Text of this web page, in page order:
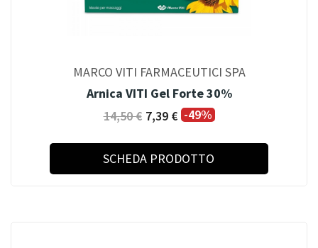
MARCO VITI FARMACEUTICI SPA
Arnica VITI Gel Forte 30%
14,50 € 7,39 € -49%
SCHEDA PRODOTTO